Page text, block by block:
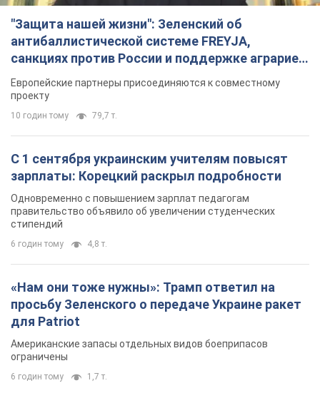
"Защита нашей жизни": Зеленский об
антибаллистической системе FREYJA,
санкциях против России и поддержке аграриев.
Видео
Европейские партнеры присоединяются к совместному
проекту
10 годин тому 79,7 т.
С 1 сентября украинским учителям повысят
зарплаты: Корецкий раскрыл подробности
Одновременно с повышением зарплат педагогам
правительство объявило об увеличении студенческих
стипендий
6 годин тому 4,8 т.
«Нам они тоже нужны»: Трамп ответил на
просьбу Зеленского о передаче Украине ракет
для Patriot
Американские запасы отдельных видов боеприпасов
ограничены
6 годин тому 1,7 т.